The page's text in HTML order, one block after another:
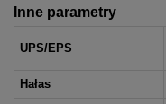
Inne parametry
UPS/EPS
Hałas